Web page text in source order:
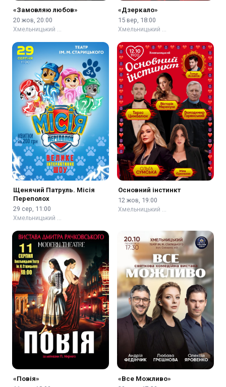
«Замовляю любов»
20 жов, 20:00
Хмельницький …
«Дзеркало»
15 вер, 18:00
Хмельницький …
Щенячий Патруль. Місія
Переполох
29 сер, 11:00
Хмельницький …
Основний інстинкт
12 жов, 19:00
Хмельницький …
«Повія»
«Все Можливо»